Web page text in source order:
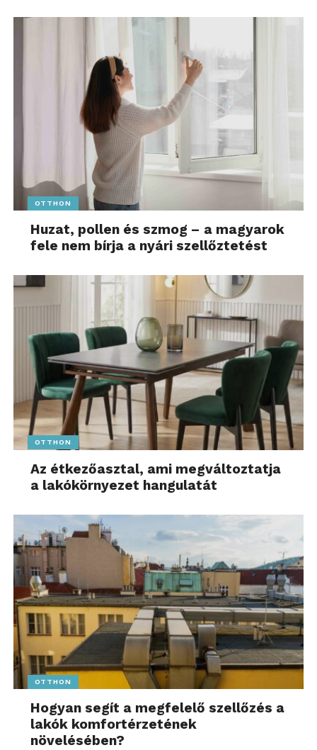
OTTHON
Huzat, pollen és szmog – a magyarok
fele nem bírja a nyári szellőztetést
OTTHON
Az étkezőasztal, ami megváltoztatja
a lakókörnyezet hangulatát
OTTHON
Hogyan segít a megfelelő szellőzés a
lakók komfortérzetének
növelésében?